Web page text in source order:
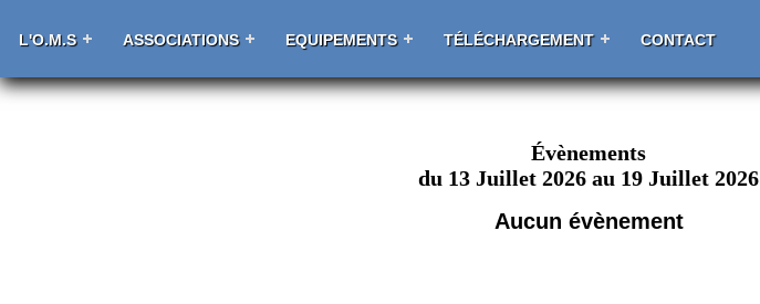
L'O.M.S ASSOCIATIONS EQUIPEMENTS TÉLÉCHARGEMENT CONTACT
Évènements
du 13 Juillet 2026 au 19 Juillet 2026
Aucun évènement